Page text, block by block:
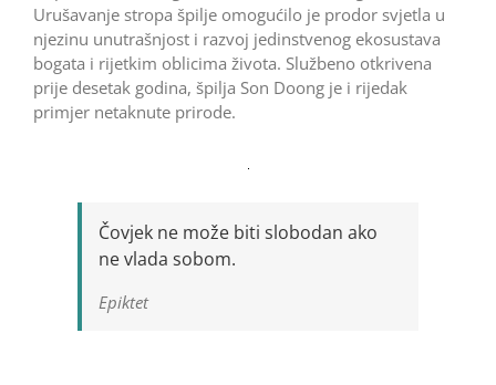
Urušavanje stropa špilje omogućilo je prodor svjetla u
njezinu unutrašnjost i razvoj jedinstvenog ekosustava
bogata i rijetkim oblicima života. Službeno otkrivena
prije desetak godina, špilja Son Doong je i rijedak
primjer netaknute prirode.
Čovjek ne može biti slobodan ako
ne vlada sobom.
Epiktet